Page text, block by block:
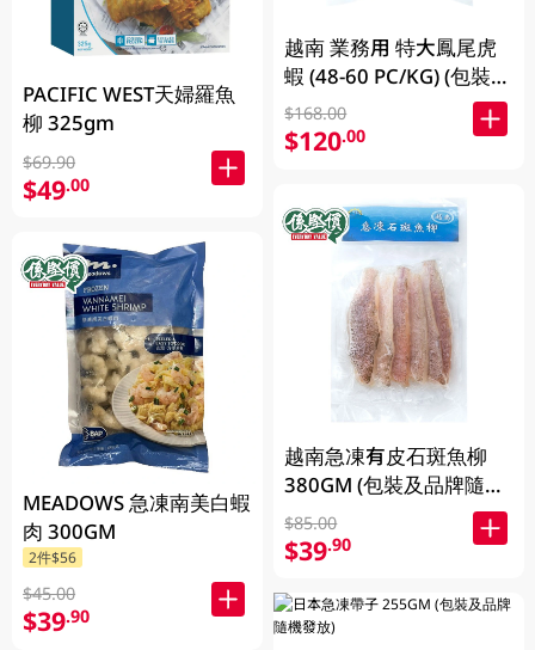
PACIFIC WEST天婦羅魚
柳 325gm
$69.90
$49.00
MEADOWS 急凍南美白蝦
肉 300GM
2件$56
$45.00
$39.90
越南 業務用 特大鳳尾虎
蝦 (48-60 PC/KG) (包裝及
品牌隨機發放)
$168.00
$120.00
越南急凍有皮石斑魚柳
380GM (包裝及品牌隨機
發放)
$85.00
$39.90